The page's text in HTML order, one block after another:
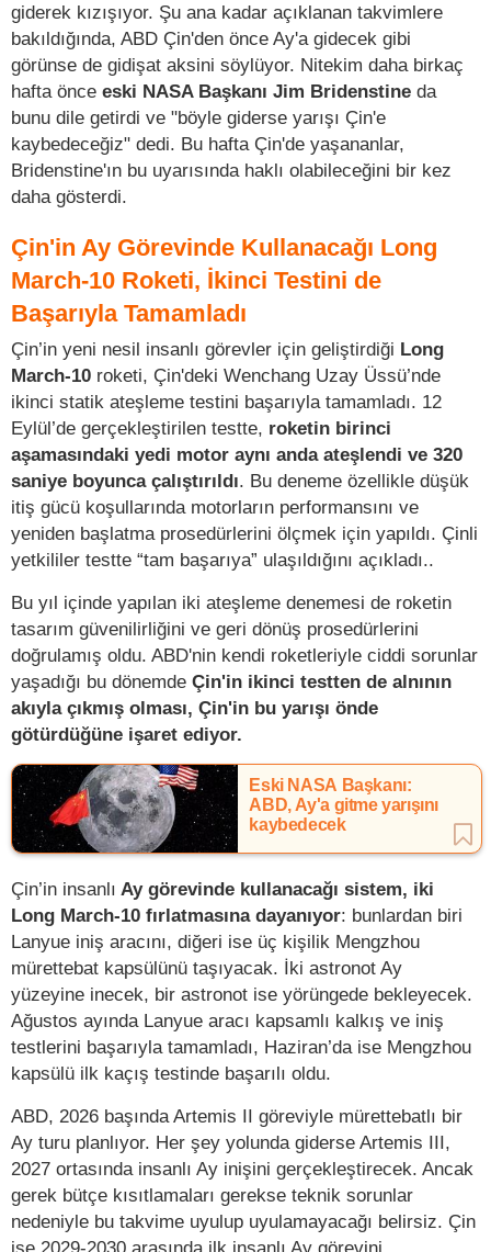
giderek kızışıyor. Şu ana kadar açıklanan takvimlere
bakıldığında, ABD Çin'den önce Ay'a gidecek gibi
görünse de gidişat aksini söylüyor. Nitekim daha birkaç
hafta önce eski NASA Başkanı Jim Bridenstine da
bunu dile getirdi ve "böyle giderse yarışı Çin'e
kaybedeceğiz" dedi. Bu hafta Çin'de yaşananlar,
Bridenstine'ın bu uyarısında haklı olabileceğini bir kez
daha gösterdi.
Çin'in Ay Görevinde Kullanacağı Long
March-10 Roketi, İkinci Testini de
Başarıyla Tamamladı
Çin’in yeni nesil insanlı görevler için geliştirdiği Long
March-10 roketi, Çin'deki Wenchang Uzay Üssü’nde
ikinci statik ateşleme testini başarıyla tamamladı. 12
Eylül’de gerçekleştirilen testte, roketin birinci
aşamasındaki yedi motor aynı anda ateşlendi ve 320
saniye boyunca çalıştırıldı. Bu deneme özellikle düşük
itiş gücü koşullarında motorların performansını ve
yeniden başlatma prosedürlerini ölçmek için yapıldı. Çinli
yetkililer testte “tam başarıya” ulaşıldığını açıkladı..
Bu yıl içinde yapılan iki ateşleme denemesi de roketin
tasarım güvenilirliğini ve geri dönüş prosedürlerini
doğrulamış oldu. ABD'nin kendi roketleriyle ciddi sorunlar
yaşadığı bu dönemde Çin'in ikinci testten de alnının
akıyla çıkmış olması, Çin'in bu yarışı önde
götürdüğüne işaret ediyor.
Eski NASA Başkanı:
ABD, Ay'a gitme yarışını
kaybedecek
Çin’in insanlı Ay görevinde kullanacağı sistem, iki
Long March-10 fırlatmasına dayanıyor: bunlardan biri
Lanyue iniş aracını, diğeri ise üç kişilik Mengzhou
mürettebat kapsülünü taşıyacak. İki astronot Ay
yüzeyine inecek, bir astronot ise yörüngede bekleyecek.
Ağustos ayında Lanyue aracı kapsamlı kalkış ve iniş
testlerini başarıyla tamamladı, Haziran’da ise Mengzhou
kapsülü ilk kaçış testinde başarılı oldu.
ABD, 2026 başında Artemis II göreviyle mürettebatlı bir
Ay turu planlıyor. Her şey yolunda giderse Artemis III,
2027 ortasında insanlı Ay inişini gerçekleştirecek. Ancak
gerek bütçe kısıtlamaları gerekse teknik sorunlar
nedeniyle bu takvime uyulup uyulamayacağı belirsiz. Çin